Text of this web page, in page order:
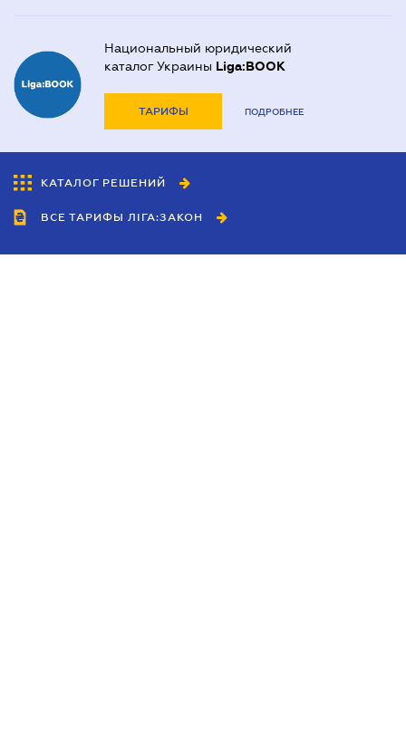
Национальный юридический
каталог Украины Liga:BOOK
ТАРИФЫ ПОДРОБНЕЕ
КАТАЛОГ РЕШЕНИЙ
ВСЕ ТАРИФЫ ЛІГА:ЗАКОН